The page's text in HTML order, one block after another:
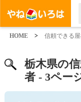
HOME > 信頼できる
栃木県の
者 - 3ペー